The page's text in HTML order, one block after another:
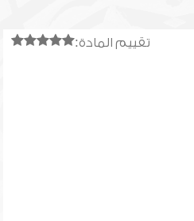
تقييم المادة: